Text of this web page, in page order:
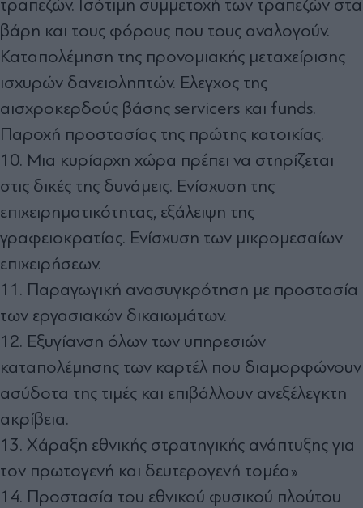
τραπεζών. Ισότιμη συμμετοχή των τραπεζών στα
βάρη και τους φόρους που τους αναλογούν.
Καταπολέμηση της προνομιακής μεταχείρισης
ισχυρών δανειοληπτών. Ελεγχος της
αισχροκερδούς βάσης servicers και funds.
Παροχή προστασίας της πρώτης κατοικίας.
10. Μια κυρίαρχη χώρα πρέπει να στηρίζεται
στις δικές της δυνάμεις. Ενίσχυση της
επιχειρηματικότητας, εξάλειψη της
γραφειοκρατίας. Ενίσχυση των μικρομεσαίων
επιχειρήσεων.
11. Παραγωγική ανασυγκρότηση με προστασία
των εργασιακών δικαιωμάτων.
12. Εξυγίανση όλων των υπηρεσιών
καταπολέμησης των καρτέλ που διαμορφώνουν
ασύδοτα της τιμές και επιβάλλουν ανεξέλεγκτη
ακρίβεια.
13. Χάραξη εθνικής στρατηγικής ανάπτυξης για
τον πρωτογενή και δευτερογενή τομέα»
14. Προστασία του εθνικού φυσικού πλούτου